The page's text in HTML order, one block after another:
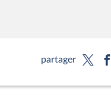
partager